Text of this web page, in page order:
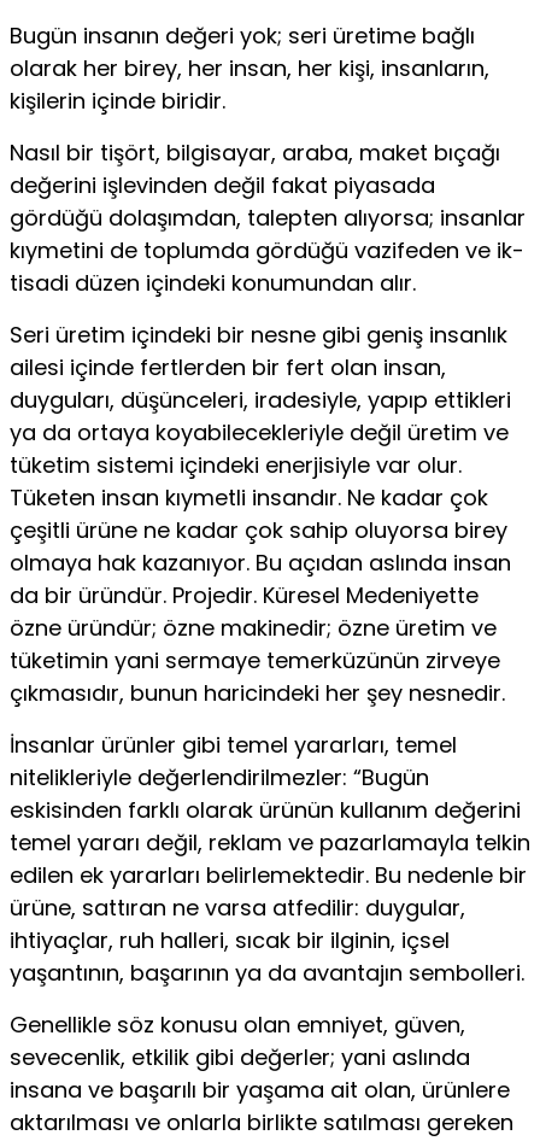
Bugün insanın değeri yok; seri üretime bağlı
olarak her bi­rey, her insan, her kişi, insanların,
kişilerin içinde biridir.
Nasıl bir tişört, bilgisayar, araba, maket bıçağı
değerini iş­levinden değil fakat piyasada
gördüğü dolaşımdan, talepten alı­yorsa; insanlar
kıymetini de toplumda gördüğü vazifeden ve ik­
tisadi düzen içindeki konumundan alır.
Seri üretim içindeki bir nesne gibi geniş insanlık
ailesi içinde fertlerden bir fert olan insan,
duyguları, düşünceleri, iradesiyle, yapıp ettikleri
ya da ortaya koyabilecekleriyle değil üretim ve
tüketim sistemi içindeki enerjisiyle var olur.
Tüketen insan kıy­metli insandır. Ne kadar çok
çeşitli ürüne ne kadar çok sahip oluyorsa birey
olmaya hak kazanıyor. Bu açıdan aslında insan
da bir üründür. Projedir. Küresel Medeniyette
özne üründür; özne makinedir; özne üretim ve
tüketimin yani sermaye temerkü­zünün zirveye
çıkmasıdır, bunun haricindeki her şey nesnedir.
İnsanlar ürünler gibi temel yararları, temel
nitelikleriyle de­ğerlendirilmezler: “Bugün
eskisinden farklı olarak ürünün kul­lanım değerini
temel yararı değil, reklam ve pazarlamayla telkin
edilen ek yararları belirlemektedir. Bu nedenle bir
ürüne, sattı­ran ne varsa atfedilir: duygular,
ihtiyaçlar, ruh halleri, sıcak bir ilginin, içsel
yaşantının, başarının ya da avantajın sembolleri.
Genellikle söz konusu olan emniyet, güven,
sevecenlik, etkilik gibi değerler; yani aslında
insana ve başarılı bir yaşama ait olan, ürünlere
aktarılması ve onlarla birlikte satılması gereken